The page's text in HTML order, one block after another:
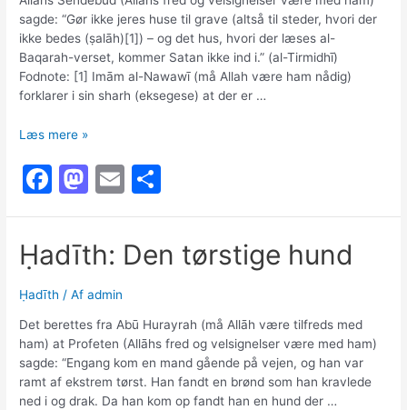
k
sagde: “Gør ikke jeres huse til grave (altså til steder, hvori der
ikke bedes (ṣalāh)[1]) – og det hus, hvori der læses al-
Baqarah-verset, kommer Satan ikke ind i.” (al-Tirmidhī)
Fodnote: [1] Imām al-Nawawī (må Allah være ham nådig)
forklarer i sin sharh (eksegese) at der er …
Ḥadīth:
ikke
jeres
grave
Læs mere »
F
a
c
e
b
o
o
k
M
a
st
o
d
o
n
E
m
ai
l
h
ar
e
Ḥadīth: Den tørstige hund
Ḥadīth / Afadmin
Det berettes fra Abū Hurayrah (må Allāh være tilfreds med
ham) at Profeten (Allāhs fred og velsignelser være med ham)
sagde: “Engang kom en mand gående på vejen, og han var
ramt af ekstrem tørst. Han fandt en brønd som han kravlede
ned i og drak. Da han kom op fandt han en hund der …